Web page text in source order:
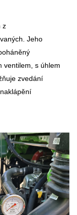
z
Jeho
ventilem, s úhlem
zvedání